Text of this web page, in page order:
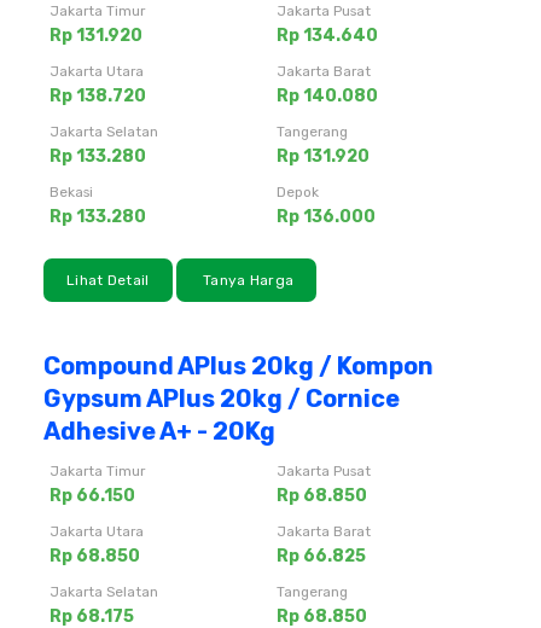
Jakarta Timur
Rp 131.920
Jakarta Pusat
Rp 134.640
Jakarta Utara
Rp 138.720
Jakarta Barat
Rp 140.080
Jakarta Selatan
Rp 133.280
Tangerang
Rp 131.920
Bekasi
Rp 133.280
Depok
Rp 136.000
Lihat Detail Tanya Harga
Compound APlus 20kg / Kompon
Gypsum APlus 20kg / Cornice
Adhesive A+ - 20Kg
Jakarta Timur
Rp 66.150
Jakarta Pusat
Rp 68.850
Jakarta Utara
Rp 68.850
Jakarta Barat
Rp 66.825
Jakarta Selatan
Rp 68.175
Tangerang
Rp 68.850